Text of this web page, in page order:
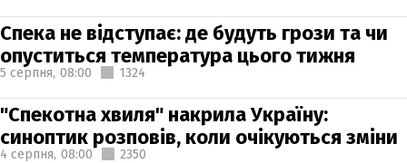
Спека не відступає: де будуть грози та чи
опуститься температура цього тижня
5 серпня, 08:00 1324
"Спекотна хвиля" накрила Україну:
синоптик розповів, коли очікуються зміни
4 серпня, 08:00 2350